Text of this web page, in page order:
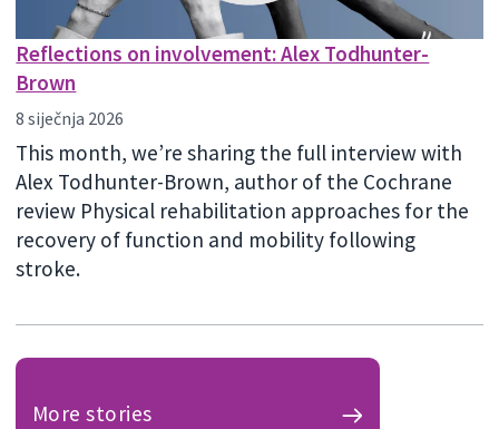
Reflections on involvement: Alex Todhunter-
Brown
8 siječnja 2026
This month, we’re sharing the full interview with
Alex Todhunter-Brown, author of the Cochrane
review Physical rehabilitation approaches for the
recovery of function and mobility following
stroke.
More stories